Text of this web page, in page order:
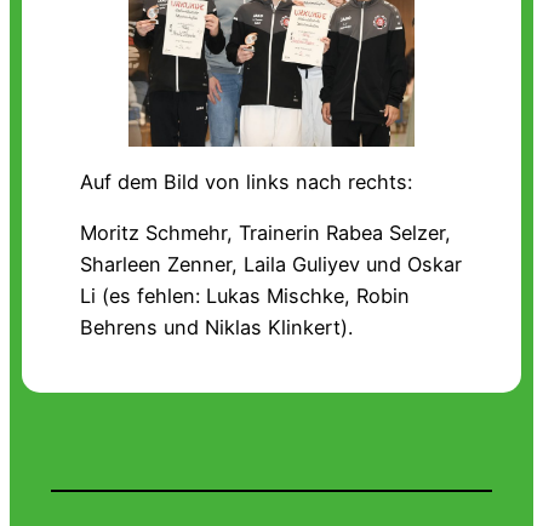
Auf dem Bild von links nach rechts:
Moritz Schmehr, Trainerin Rabea Selzer,
Sharleen Zenner, Laila Guliyev und Oskar
Li (es fehlen: Lukas Mischke, Robin
Behrens und Niklas Klinkert).